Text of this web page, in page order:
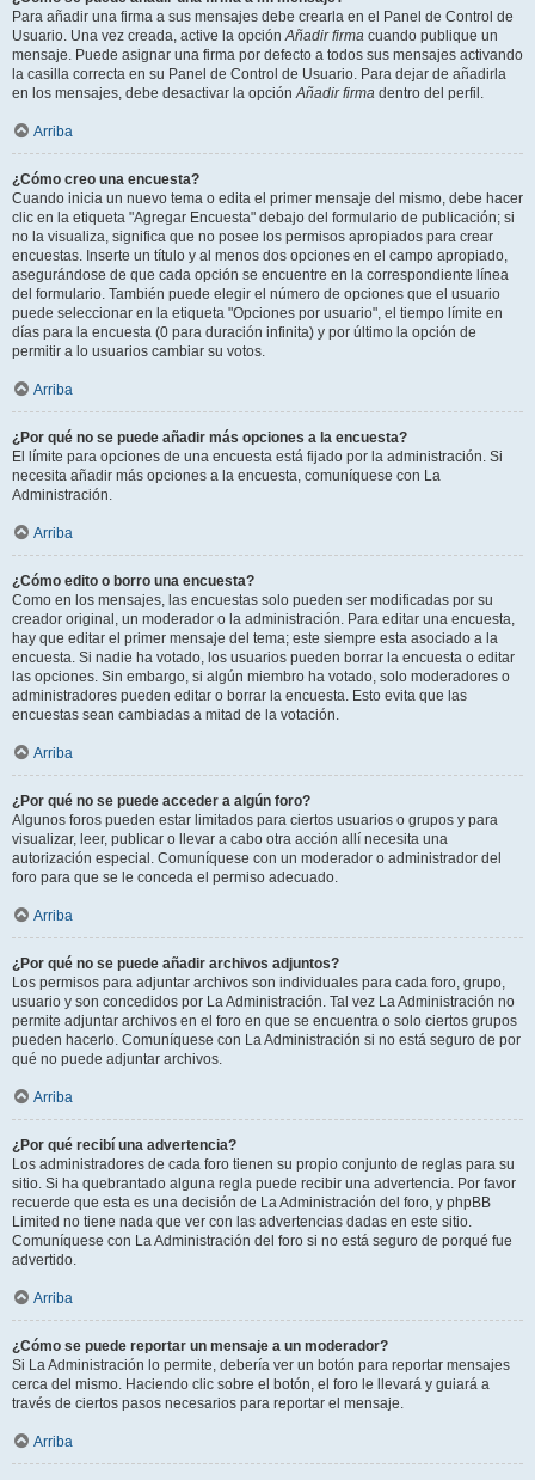
Para añadir una firma a sus mensajes debe crearla en el Panel de Control de
Usuario. Una vez creada, active la opciónAñadir firma cuando publique un
mensaje. Puede asignar una firma por defecto a todos sus mensajes activando
la casilla correcta en su Panel de Control de Usuario. Para dejar de añadirla
en los mensajes, debe desactivar la opciónAñadir firma dentro del perfil.
Arriba
¿Cómo creo una encuesta?
Cuando inicia un nuevo tema o edita el primer mensaje del mismo, debe hacer
clic en la etiqueta "Agregar Encuesta" debajo del formulario de publicación; si
no la visualiza, significa que no posee los permisos apropiados para crear
encuestas. Inserte un título y al menos dos opciones en el campo apropiado,
asegurándose de que cada opción se encuentre en la correspondiente línea
del formulario. También puede elegir el número de opciones que el usuario
puede seleccionar en la etiqueta "Opciones por usuario", el tiempo límite en
días para la encuesta (0 para duración infinita) y por último la opción de
permitir a lo usuarios cambiar su votos.
Arriba
¿Por qué no se puede añadir más opciones a la encuesta?
El límite para opciones de una encuesta está fijado por la administración. Si
necesita añadir más opciones a la encuesta, comuníquese con La
Administración.
Arriba
¿Cómo edito o borro una encuesta?
Como en los mensajes, las encuestas solo pueden ser modificadas por su
creador original, un moderador o la administración. Para editar una encuesta,
hay que editar el primer mensaje del tema; este siempre esta asociado a la
encuesta. Si nadie ha votado, los usuarios pueden borrar la encuesta o editar
las opciones. Sin embargo, si algún miembro ha votado, solo moderadores o
administradores pueden editar o borrar la encuesta. Esto evita que las
encuestas sean cambiadas a mitad de la votación.
Arriba
¿Por qué no se puede acceder a algún foro?
Algunos foros pueden estar limitados para ciertos usuarios o grupos y para
visualizar, leer, publicar o llevar a cabo otra acción allí necesita una
autorización especial. Comuníquese con un moderador o administrador del
foro para que se le conceda el permiso adecuado.
Arriba
¿Por qué no se puede añadir archivos adjuntos?
Los permisos para adjuntar archivos son individuales para cada foro, grupo,
usuario y son concedidos por La Administración. Tal vez La Administración no
permite adjuntar archivos en el foro en que se encuentra o solo ciertos grupos
pueden hacerlo. Comuníquese con La Administración si no está seguro de por
qué no puede adjuntar archivos.
Arriba
¿Por qué recibí una advertencia?
Los administradores de cada foro tienen su propio conjunto de reglas para su
sitio. Si ha quebrantado alguna regla puede recibir una advertencia. Por favor
recuerde que esta es una decisión de La Administración del foro, y phpBB
Limited no tiene nada que ver con las advertencias dadas en este sitio.
Comuníquese con La Administración del foro si no está seguro de porqué fue
advertido.
Arriba
¿Cómo se puede reportar un mensaje a un moderador?
Si La Administración lo permite, debería ver un botón para reportar mensajes
cerca del mismo. Haciendo clic sobre el botón, el foro le llevará y guiará a
través de ciertos pasos necesarios para reportar el mensaje.
Arriba